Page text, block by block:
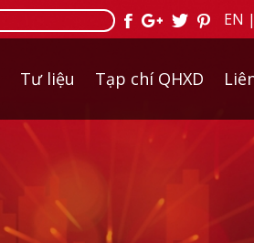
EN |
Tư liệu Tạp chí QHXD